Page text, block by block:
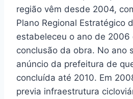
região vêm desde 2004,
Plano Regional Estratégico
estabeleceu o ano de 2006
conclusão da obra. No ano
anúncio da prefeitura de
concluída até 2010. Em
previa infraestrutura